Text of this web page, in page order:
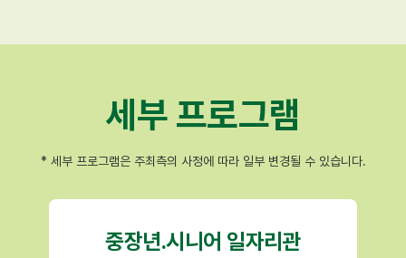
세부 프로그램
* 세부 프로그램은 주최측의 사정에 따라 일부 변경될 수 있습니다.
중장년.시니어 일자리관